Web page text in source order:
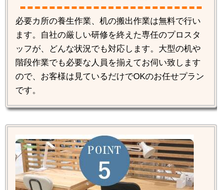
必要カ所の養生作業、机の搬出作業は無料で行い
ます。自社の厳しい研修を終えた専任のプロスタ
ッフが、どんな状況でも対応します。大型の机や
階段作業でも必要な人員を揃えてお伺い致します
ので、お客様は見ているだけでOKのお任せプラン
です。